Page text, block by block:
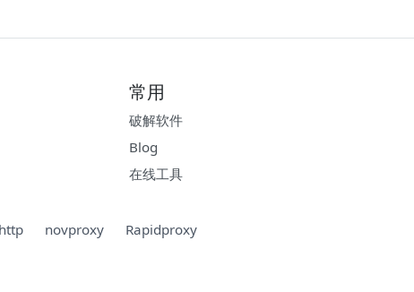
常用
破解软件
Blog
在线工具
novproxy Rapidproxy